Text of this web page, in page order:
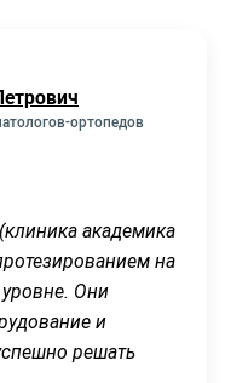
академика
на
Они
и
решать
ортопедов